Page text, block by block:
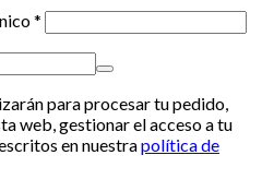
*
para procesar tu pedido,
web, gestionar el acceso a tu
en nuestrapolítica de